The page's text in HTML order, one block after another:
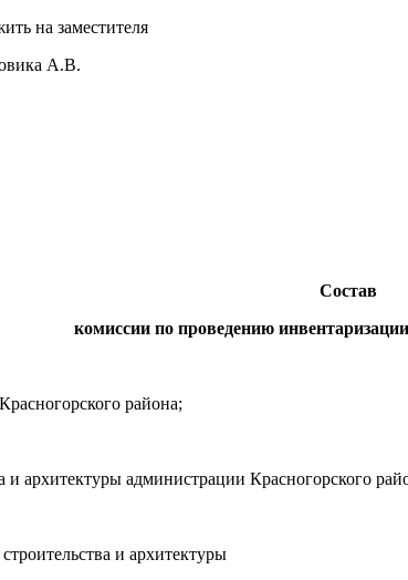
на заместителя
А.В.
Состав
комиссии по проведению
района;
архитектуры администрации Красногорского
и архитектуры